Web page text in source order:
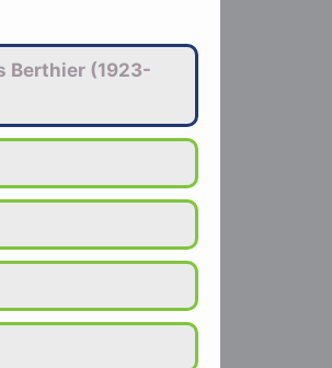
Berthier (1923-